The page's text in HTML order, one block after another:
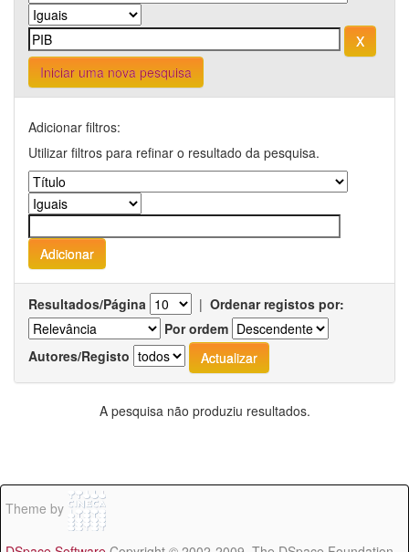
Iniciar uma nova pesquisa
Adicionar filtros:
Utilizar filtros para refinar o resultado da pesquisa.
Resultados/Página | Ordenar registos por:
Por ordem
Autores/Registo
A pesquisa não produziu resultados.
Theme by